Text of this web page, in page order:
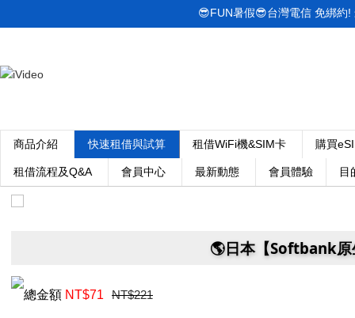
商品介紹 快速租借與試算 租借WiFi機&SIM卡 購買
租借流程及Q&A 會員中心 最新動態 會員體驗 目
😎FUN暑假😎台灣電信 免綁約
🌎️日本【Softbank
總金額 NT$71 NT$221